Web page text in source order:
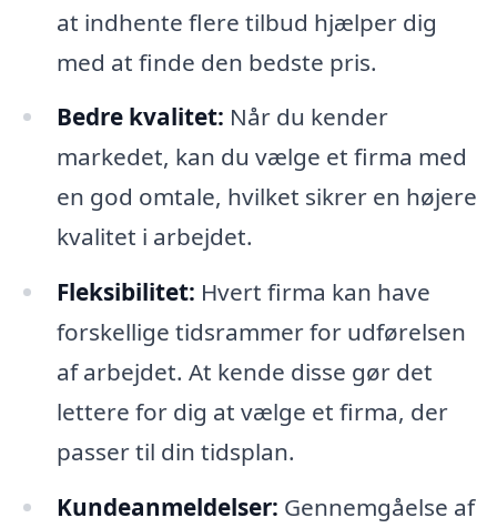
at indhente flere tilbud hjælper dig
med at finde den bedste pris.
Bedre kvalitet: Når du kender
markedet, kan du vælge et firma med
en god omtale, hvilket sikrer en højere
kvalitet i arbejdet.
Fleksibilitet: Hvert firma kan have
forskellige tidsrammer for udførelsen
af arbejdet. At kende disse gør det
lettere for dig at vælge et firma, der
passer til din tidsplan.
Kundeanmeldelser: Gennemgåelse af